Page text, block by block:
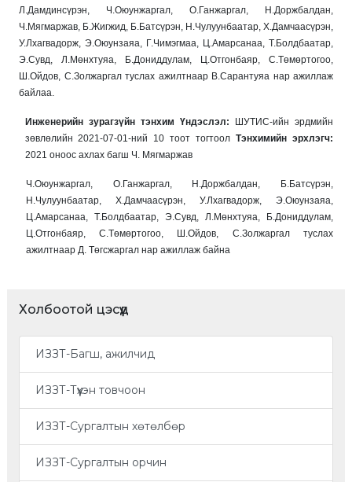
Л.Дамдинсүрэн, Ч.Оюунжаргал, О.Ганжаргал, Н.Доржбалдан,
Ч.Мягмаржав, Б.Жигжид, Б.Батсүрэн, Н.Чулуунбаатар, Х.Дамчаасүрэн,
У.Лхагвадорж, Э.Оюунзаяа, Г.Чимэгмаа, Ц.Амарсанаа, Т.Болдбаатар,
Э.Сувд, Л.Мөнхтуяа, Б.Дониддулам, Ц.Отгонбаяр, С.Төмөртогоо,
Ш.Ойдов, С.Золжаргал туслах ажилтнаар В.Сарантуяа нар ажиллаж
байлаа.
Инженерийн зурагзүйн тэнхим Үндэслэл: ШУТИС-ийн эрдмийн
зөвлөлийн 2021-07-01-ний 10 тоот тогтоолТэнхимийн эрхлэгч:
2021 оноос ахлах багш Ч. Мягмаржав
Ч.Оюунжаргал, О.Ганжаргал, Н.Доржбалдан, Б.Батсүрэн,
Н.Чулуунбаатар, Х.Дамчаасүрэн, У.Лхагвадорж, Э.Оюунзаяа,
Ц.Амарсанаа, Т.Болдбаатар, Э.Сувд, Л.Мөнхтуяа, Б.Дониддулам,
Ц.Отгонбаяр, С.Төмөртогоо, Ш.Ойдов, С.Золжаргал туслах
ажилтнаар Д. Төгсжаргал нар ажиллаж байна
Холбоотой цэсүүд
ИЗЗТ-Багш, ажилчид
ИЗЗТ-Түүхэн товчоон
ИЗЗТ-Сургалтын хөтөлбөр
ИЗЗТ-Сургалтын орчин